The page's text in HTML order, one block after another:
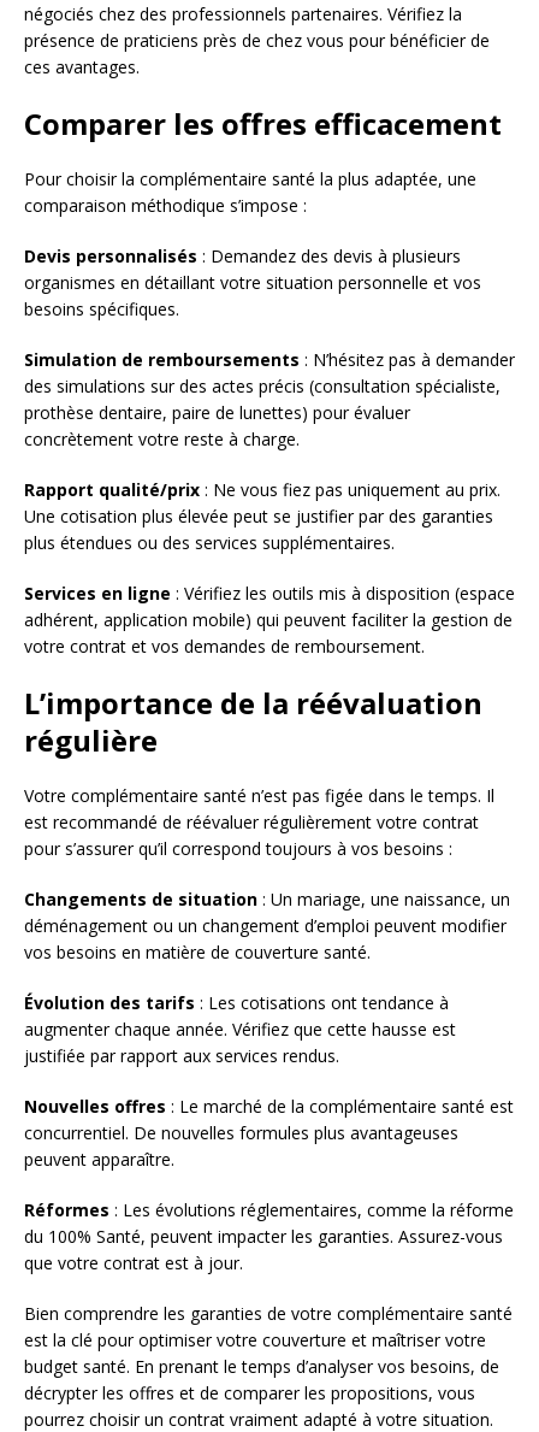
négociés chez des professionnels partenaires. Vérifiez la
présence de praticiens près de chez vous pour bénéficier de
ces avantages.
Comparer les offres efficacement
Pour choisir la complémentaire santé la plus adaptée, une
comparaison méthodique s’impose :
Devis personnalisés : Demandez des devis à plusieurs
organismes en détaillant votre situation personnelle et vos
besoins spécifiques.
Simulation de remboursements : N’hésitez pas à demander
des simulations sur des actes précis (consultation spécialiste,
prothèse dentaire, paire de lunettes) pour évaluer
concrètement votre reste à charge.
Rapport qualité/prix : Ne vous fiez pas uniquement au prix.
Une cotisation plus élevée peut se justifier par des garanties
plus étendues ou des services supplémentaires.
Services en ligne : Vérifiez les outils mis à disposition (espace
adhérent, application mobile) qui peuvent faciliter la gestion de
votre contrat et vos demandes de remboursement.
L’importance de la réévaluation
régulière
Votre complémentaire santé n’est pas figée dans le temps. Il
est recommandé de réévaluer régulièrement votre contrat
pour s’assurer qu’il correspond toujours à vos besoins :
Changements de situation : Un mariage, une naissance, un
déménagement ou un changement d’emploi peuvent modifier
vos besoins en matière de couverture santé.
Évolution des tarifs : Les cotisations ont tendance à
augmenter chaque année. Vérifiez que cette hausse est
justifiée par rapport aux services rendus.
Nouvelles offres : Le marché de la complémentaire santé est
concurrentiel. De nouvelles formules plus avantageuses
peuvent apparaître.
Réformes : Les évolutions réglementaires, comme la réforme
du 100% Santé, peuvent impacter les garanties. Assurez-vous
que votre contrat est à jour.
Bien comprendre les garanties de votre complémentaire santé
est la clé pour optimiser votre couverture et maîtriser votre
budget santé. En prenant le temps d’analyser vos besoins, de
décrypter les offres et de comparer les propositions, vous
pourrez choisir un contrat vraiment adapté à votre situation.